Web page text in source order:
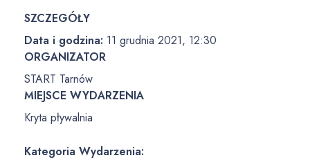
SZCZEGÓŁY
Data i godzina: 11 grudnia 2021, 12:30
ORGANIZATOR
START Tarnów
MIEJSCE WYDARZENIA
Kryta pływalnia
Kategoria Wydarzenia: